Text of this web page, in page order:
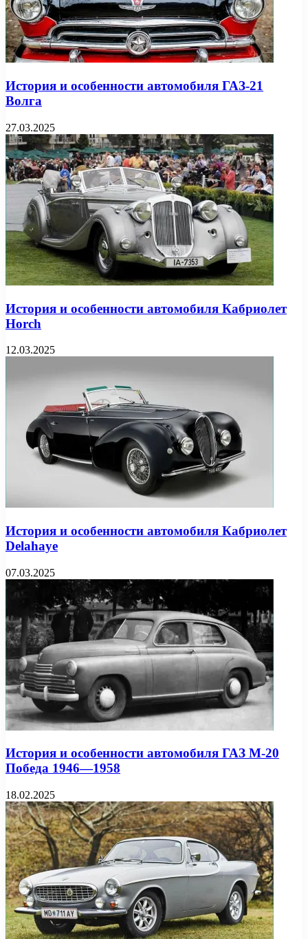
История и особенности автомобиля ГАЗ-21
Волга
27.03.2025
История и особенности автомобиля Кабриолет
Horch
12.03.2025
История и особенности автомобиля Кабриолет
Delahaye
07.03.2025
История и особенности автомобиля ГАЗ М-20
Победа 1946—1958
18.02.2025